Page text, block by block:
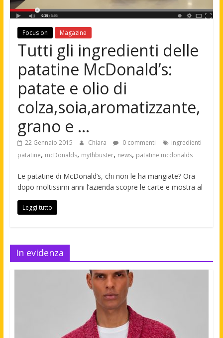
Focus on Magazine
Tutti gli ingredienti delle
patatine McDonald’s:
patate e olio di
colza,soia,aromatizzante,
grano e …
22 Gennaio 2015 Chiara 0 commenti
ingredienti
patatine, mcDonalds, mythbuster, news, patatine mcdonalds
Le patatine di McDonald’s, chi non le ha mangiate? Ora
dopo moltissimi anni l’azienda scopre le carte e mostra al
Leggi tutto
In evidenza